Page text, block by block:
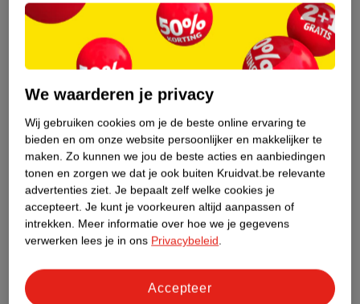
Over dit product
Productinformatie
Etiketinformatie
Nature Impact Score
Dit product heeft (nog) geen Nature
Impact Score.
Meer informatie
Bestel & Bezorginformatie
We waarderen je privacy
Wij gebruiken cookies om je de beste online ervaring te
bieden en om onze website persoonlijker en makkelijker te
maken. Zo kunnen we jou de beste acties en aanbiedingen
tonen en zorgen we dat je ook buiten Kruidvat.be relevante
advertenties ziet. Je bepaalt zelf welke cookies je
accepteert. Je kunt je voorkeuren altijd aanpassen of
intrekken. Meer informatie over hoe we je gegevens
verwerken lees je in ons Privacybeleid.
Accepteer